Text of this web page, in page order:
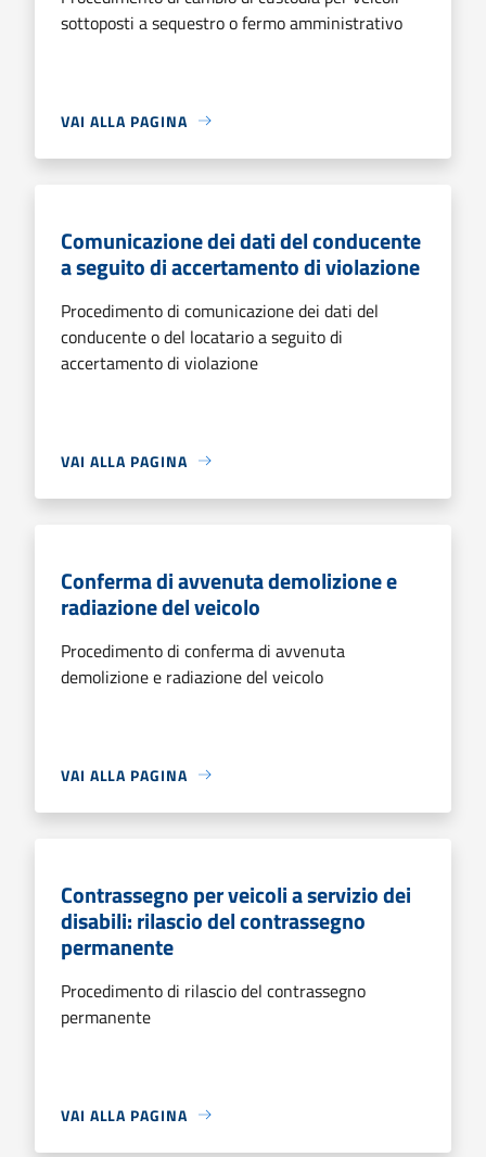
sottoposti a sequestro o fermo amministrativo
VAI ALLA PAGINA
Comunicazione dei dati del conducente
a seguito di accertamento di violazione
Procedimento di comunicazione dei dati del
conducente o del locatario a seguito di
accertamento di violazione
VAI ALLA PAGINA
Conferma di avvenuta demolizione e
radiazione del veicolo
Procedimento di conferma di avvenuta
demolizione e radiazione del veicolo
VAI ALLA PAGINA
Contrassegno per veicoli a servizio dei
disabili: rilascio del contrassegno
permanente
Procedimento di rilascio del contrassegno
permanente
VAI ALLA PAGINA